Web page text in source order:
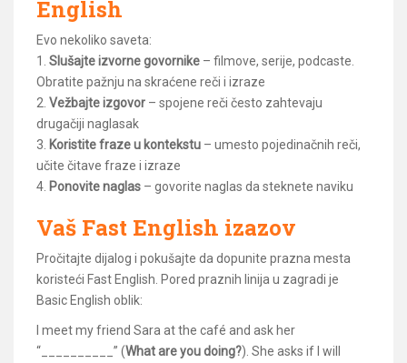
English
Evo nekoliko saveta:
1. Slušajte izvorne govornike – filmove, serije, podcaste.
Obratite pažnju na skraćene reči i izraze
2. Vežbajte izgovor – spojene reči često zahtevaju
drugačiji naglasak
3. Koristite fraze u kontekstu – umesto pojedinačnih reči,
učite čitave fraze i izraze
4. Ponovite naglas – govorite naglas da steknete naviku
Vaš Fast English izazov
Pročitajte dijalog i pokušajte da dopunite prazna mesta
koristeći Fast English. Pored praznih linija u zagradi je
Basic English oblik:
I meet my friend Sara at the café and ask her
“__________” (What are you doing?). She asks if I will